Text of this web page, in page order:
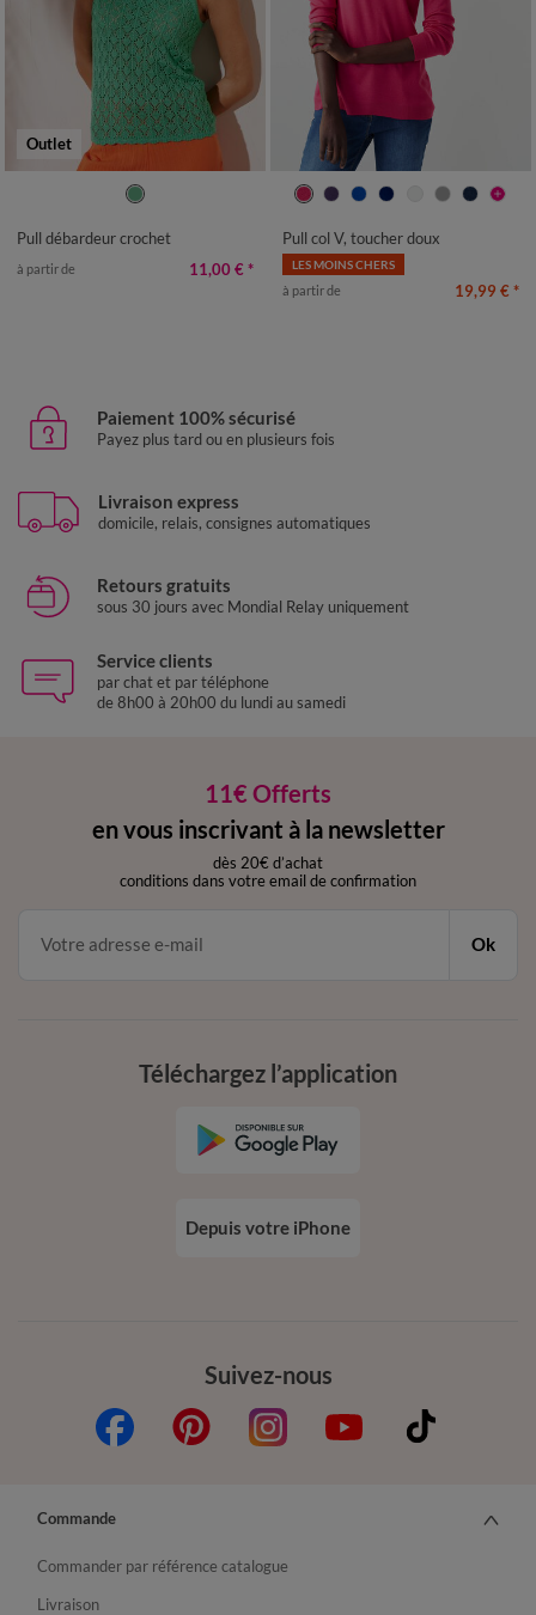
Outlet
38/40 42/44
Pull débardeur crochet
à partir de 11,00 € *
34/36 38/40 42/44
46/48
Pull col V, toucher doux
LES MOINS CHERS
à partir de 19,99 € *
Paiement 100% sécurisé
Payez plus tard ou en plusieurs fois
Livraison express
domicile, relais, consignes automatiques
Retours gratuits
sous 30 jours avec Mondial Relay uniquement
Service clients
par chat et par téléphone
de 8h00 à 20h00 du lundi au samedi
11€ Offerts
en vous inscrivant à la newsletter
dès 20€ d’achat
conditions dans votre email de confirmation
Ok
Suivez-nous
Téléchargez l’application
Depuis votre iPhone
Commande
Commander par référence catalogue
Livraison